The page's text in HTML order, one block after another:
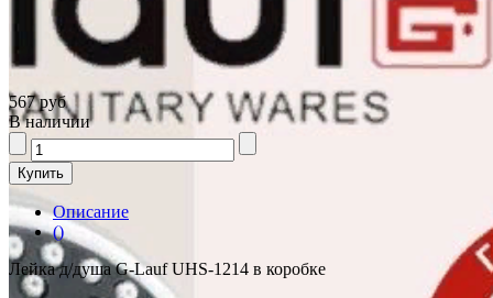
567 руб
В наличии
Описание
()
Лейка д/душа G-Lauf UHS-1214 в коробке